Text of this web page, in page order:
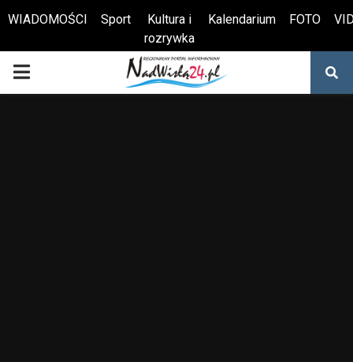
Otwórz pasek narzędzi
WIADOMOŚCI Sport
Kultura i
rozrywka
Kalendarium FOTO
PRIMARY